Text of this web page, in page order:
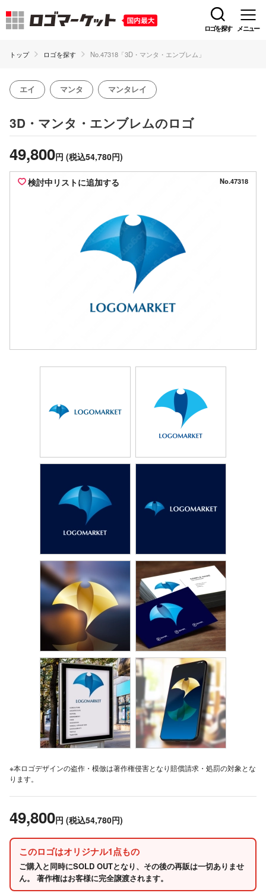
ロゴを探す メニュー
トップ ロゴを探す No.47318「3D・マンタ・エンブレム」
エイ マンタ マンタレイ
3D・マンタ・エンブレムのロゴ
49,800円 (税込54,780円)
検討中リストに追加する No.47318
※本ロゴデザインの盗作・模倣は著作権侵害となり賠償請求・処罰の対象とな
ります。
49,800円 (税込54,780円)
このロゴはオリジナル1点もの
ご購入と同時にSOLD OUTとなり、その後の再販は一切ありませ
ん。 著作権はお客様に完全譲渡されます。